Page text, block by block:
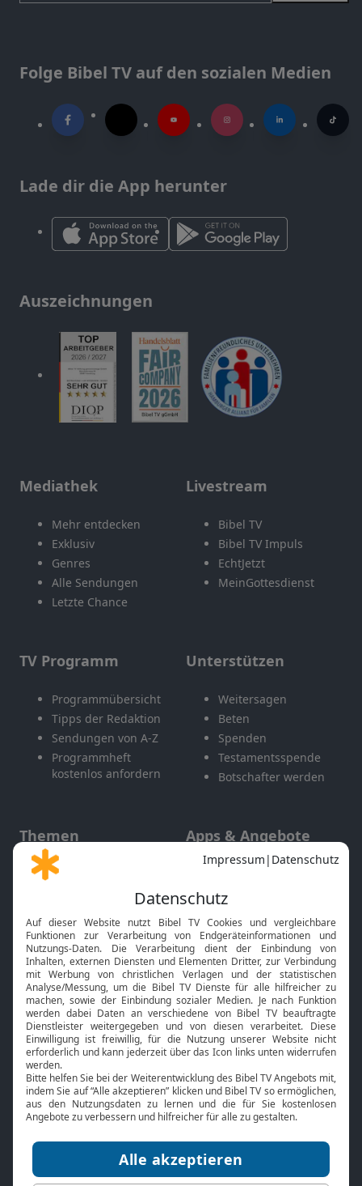
Folge Bibel TV auf den sozialen Medien
Lade dir die App herunter
Auszeichnungen
Mediathek
Mehr entdecken
Exklusiv
Genres
Alle Sendungen
Letzte Chance
Livestream
Bibel TV
Bibel TV Impuls
EchtJetzt
MeinGottesdienst
TV Programm
Programmübersicht
Tipps der Redaktion
Sendungen von A-Z
Programmheft
kostenlos anfordern
Unterstützen
Weitersagen
Beten
Spenden
Testamentsspende
Botschafter werden
Themen
Gott und Bibel erklärt
Neuigkeiten
Apps & Angebote
Mobile App
Smart TV
HbbTV
Bibelthek Online-Bibel
Nächster Gottesdienst
Bibel TV
Über uns
Jobs
Mediadaten
Service
Kontakt
TV-Empfang